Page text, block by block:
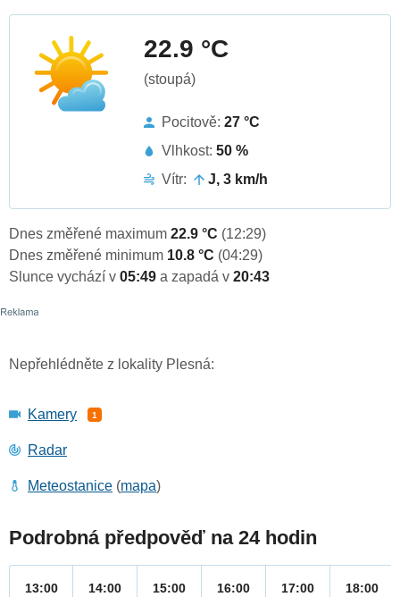
22.9 °C
(stoupá)
Pocitově: 27 °C
Vlhkost: 50 %
Vítr:
J, 3 km/h
Dnes změřené maximum 22.9 °C (12:29)
Dnes změřené minimum 10.8 °C (04:29)
Slunce vychází v 05:49 a zapadá v 20:43
Nepřehlédněte z lokality Plesná:
Kamery 1
Radar
Meteostanice (mapa)
Podrobná předpověď na 24 hodin
13:00 14:00 15:00 16:00 17:00 18:00